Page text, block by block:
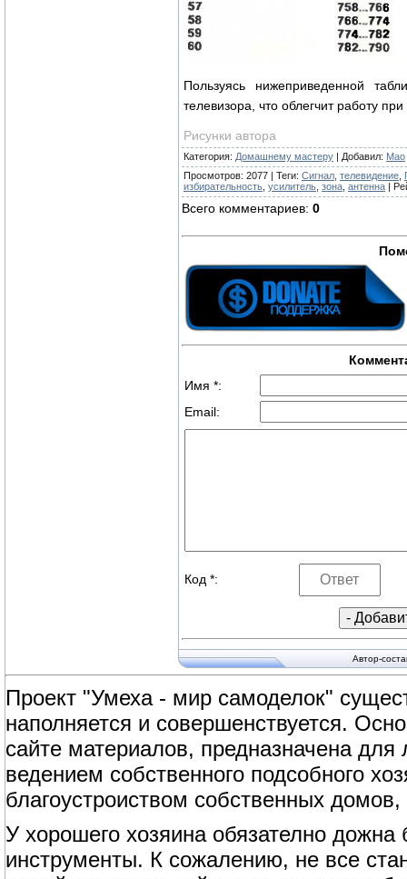
Пользуясь нижеприведенной
телевизора, что облегчит работу
Рисунки автора
Категория: Домашнему мастеру | Добавил: Mao
Просмотров: 2077 | Теги: Сигнал телевидение
избирательность усилитель зона антенна |
Всего комментариев: 0
Имя *:
Email:
Код *:
Автор-
Проект "Умеха - мир самоделок"
наполняется и совершенствуется.
сайте материалов, предназначена
ведением собственного подсобного
благоустроиством собственных
У хорошего хозяина обязателно
инструменты. К сожалению, не все